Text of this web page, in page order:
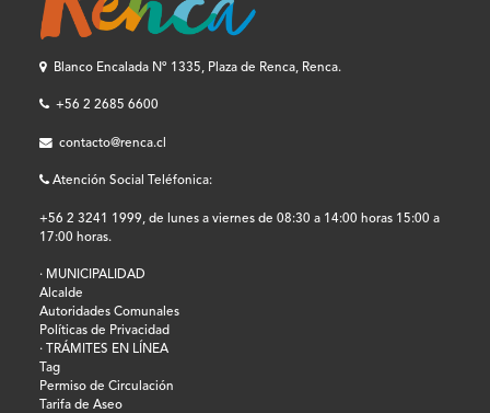
Blanco Encalada Nº 1335, Plaza de Renca, Renca.
+56 2 2685 6600
contacto@renca.cl
Atención Social Teléfonica:
+56 2 3241 1999, de lunes a viernes de 08:30 a 14:00 horas 15:00 a
17:00 horas.
· MUNICIPALIDAD
Alcalde
Autoridades Comunales
Políticas de Privacidad
· TRÁMITES EN LÍNEA
Tag
Permiso de Circulación
Tarifa de Aseo